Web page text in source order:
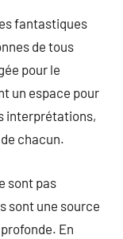
fantastiques
de tous
pour le
un espace pour
interprétations,
chacun.
sont pas
sont une source
En